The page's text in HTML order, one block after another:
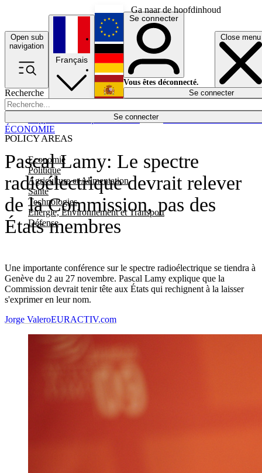
Ga naar de hoofdinhoud
Open sub
navigation
Close menu
Recherche
Se connecter
POLICY AREAS
Economie
Politique
Agriculture et Alimentation
Santé
Technologies
Energie, Environnement et Transport
Défense
Économie
Français
English
Deutsch
Español
Se connecter
Vous êtes déconnecté.
Se connecter
Pascal Lamy: Le spectre
radioélectrique devrait relever
de la Commission, pas des
États membres
Une importante conférence sur le spectre radioélectrique se tiendra à
Genève du 2 au 27 novembre. Pascal Lamy explique que la
Commission devrait tenir tête aux États qui rechignent à la laisser
s'exprimer en leur nom.
ÉCONOMIE
Jorge ValeroEURACTIV.com